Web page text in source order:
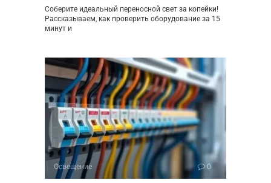
Соберите идеальный переносной свет за копейки!
Рассказываем, как проверить оборудование за 15
минут и
Освещение 0